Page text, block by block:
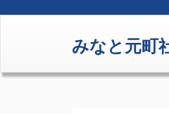
みなと元町